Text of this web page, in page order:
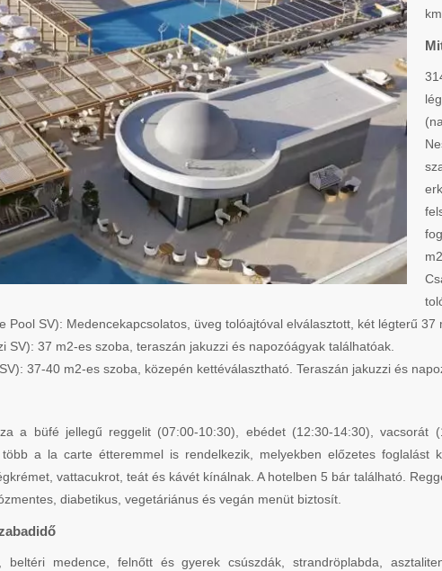
Pool SV): Medencekapcsolatos, üveg tolóajtóval elválasztott, két légterű 37
SV): 37 m2-es szoba, teraszán jakuzzi és napozóágyak találhatóak.
37-40 m2-es szoba, közepén kettéválasztható. Teraszán jakuzzi és
a büfé jellegű reggelit (07:00-10:30), ebédet (12:30-14:30), vacsorát
a la carte étteremmel is rendelkezik, melyekben előzetes foglalást
vattacukrot, teát és kávét kínálnak. A hotelben 5 bár található.
diabetikus, vegetáriánus és vegán menüt biztosít.
beltéri medence, felnőtt és gyerek csúszdák, strandröplabda,